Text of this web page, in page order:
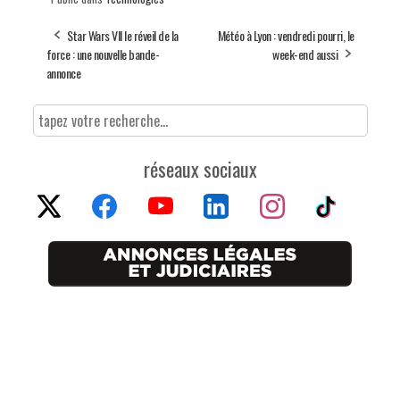
Star Wars VII le réveil de la
force : une nouvelle bande-
annonce
Météo à Lyon : vendredi pourri, le
week-end aussi
réseaux sociaux